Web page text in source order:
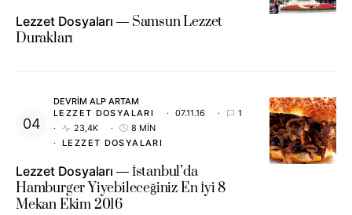
Lezzet Dosyaları
Samsun Lezzet
Durakları
DEVRIM ALP ARTAM
LEZZET DOSYALARI
07.11.16
1
23,4K
8 MIN
LEZZET DOSYALARI
Lezzet Dosyaları
İstanbul’da
Hamburger Yiyebileceğiniz En İyi 8
Mekan Ekim 2016